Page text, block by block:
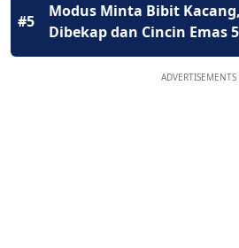
#5
Modus Minta Bibit
Dibekap dan Cincin Emas
ADVERTISEMENTS